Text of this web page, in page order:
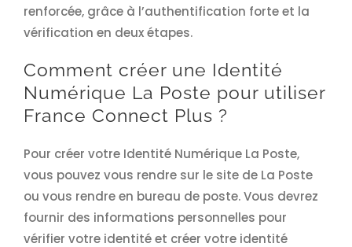
renforcée, grâce à l’authentification forte et la
vérification en deux étapes.
Comment créer une Identité
Numérique La Poste pour utiliser
France Connect Plus ?
Pour créer votre Identité Numérique La Poste,
vous pouvez vous rendre sur le site de La Poste
ou vous rendre en bureau de poste. Vous devrez
fournir des informations personnelles pour
vérifier votre identité et créer votre identité